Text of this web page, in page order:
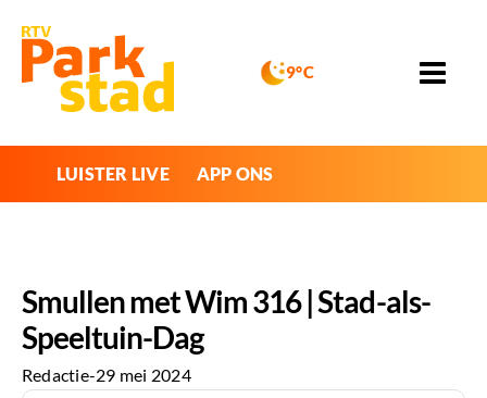
9°C
LUISTER LIVE APP ONS
Smullen met Wim 316 | Stad-als-
Speeltuin-Dag
Redactie-29 mei 2024